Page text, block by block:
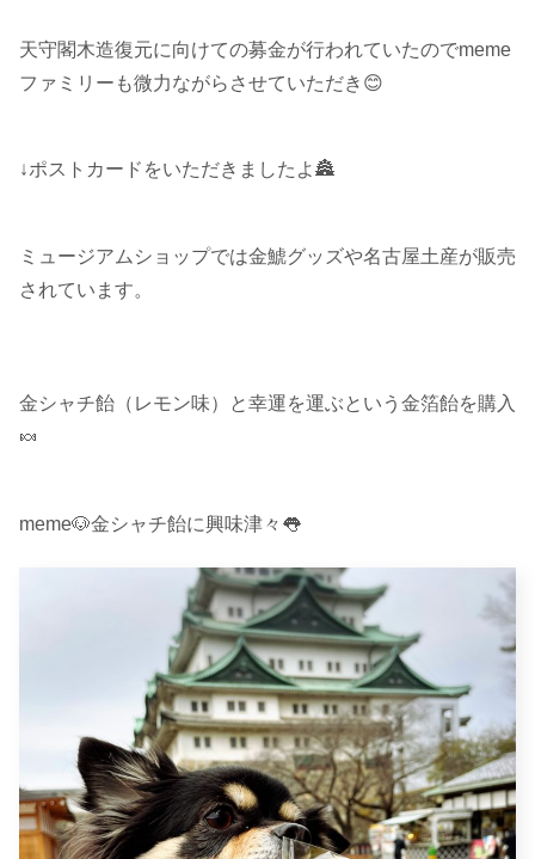
天守閣木造復元に向けての募金が行われていたのでmeme
ファミリーも微力ながらさせていただき😊
↓ポストカードをいただきましたよ🏯
ミュージアムショップでは金鯱グッズや名古屋土産が販売
されています。
金シャチ飴（レモン味）と幸運を運ぶという金箔飴を購入
🍬
meme🐶金シャチ飴に興味津々👅